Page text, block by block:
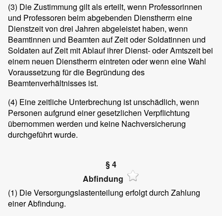
(3) Die Zustimmung gilt als erteilt, wenn Professorinnen
und Professoren beim abgebenden Dienstherrn eine
Dienstzeit von drei Jahren abgeleistet haben, wenn
Beamtinnen und Beamten auf Zeit oder Soldatinnen und
Soldaten auf Zeit mit Ablauf ihrer Dienst- oder Amtszeit bei
einem neuen Dienstherrn eintreten oder wenn eine Wahl
Voraussetzung für die Begründung des
Beamtenverhältnisses ist.
(4) Eine zeitliche Unterbrechung ist unschädlich, wenn
Personen aufgrund einer gesetzlichen Verpflichtung
übernommen werden und keine Nachversicherung
durchgeführt wurde.
§ 4
Abfindung
(1) Die Versorgungslastenteilung erfolgt durch Zahlung
einer Abfindung.